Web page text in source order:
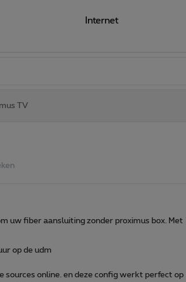
Internet
TV
uw fiber aansluiting zonder proximus box. Met
op de udm
online. en deze config werkt perfect op